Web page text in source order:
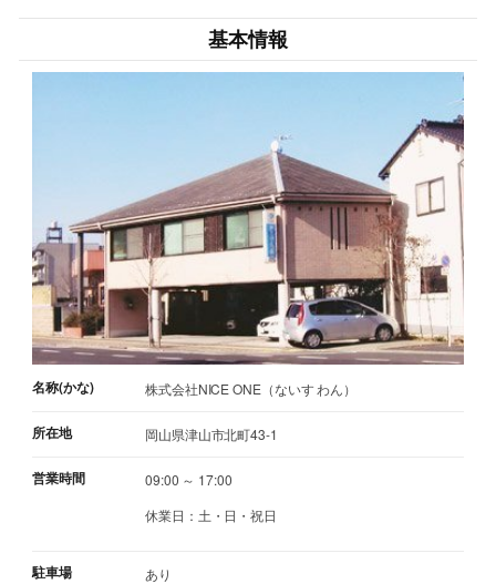
基本情報
名称(かな) 株式会社NICE ONE（ないす わん）
所在地 岡山県津山市北町43-1
営業時間
09:00 ～ 17:00
休業日：土・日・祝日
駐車場 あり